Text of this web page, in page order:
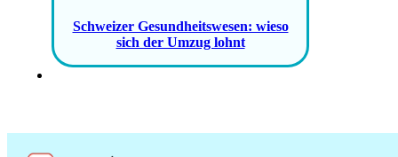
Schweizer Gesundheitswesen: wieso
sich der Umzug lohnt